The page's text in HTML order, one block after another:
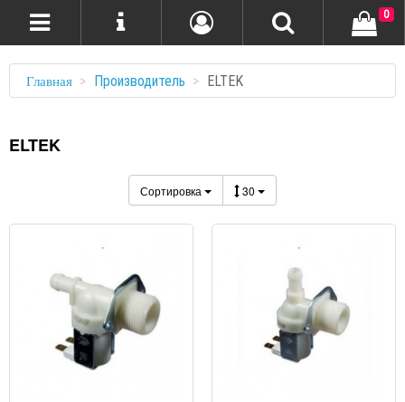
0
Главная Производитель ELTEK
ELTEK
Сортировка 30